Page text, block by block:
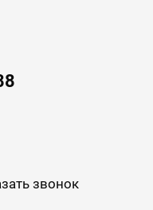
звонок